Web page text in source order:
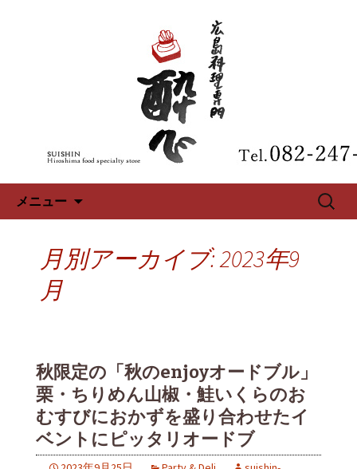
広島、中区の広島料理専門【酔
心】のブログ
メニュー
検
月別アーカイブ: 2023年9
月
秋限定の「秋のenjoyオードブル」
栗・ちりめん山椒・鮭いくらのお
むすびにおかずを盛り合わせたイ
ベントにピッタリオードブ